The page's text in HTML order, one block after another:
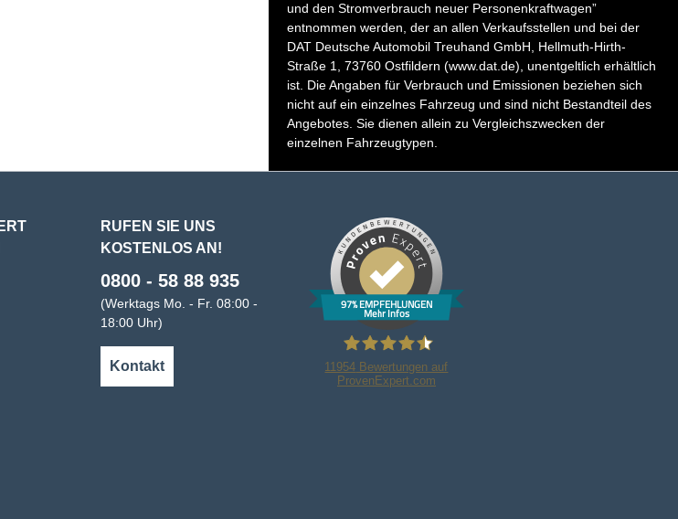
und den Stromverbrauch neuer Personenkraftwagen”
entnommen werden, der an allen Verkaufsstellen und bei der
DAT Deutsche Automobil Treuhand GmbH, Hellmuth-Hirth-
Straße 1, 73760 Ostfildern (www.dat.de), unentgeltlich erhältlich
ist. Die Angaben für Verbrauch und Emissionen beziehen sich
nicht auf ein einzelnes Fahrzeug und sind nicht Bestandteil des
Angebotes. Sie dienen allein zu Vergleichszwecken der
einzelnen Fahrzeugtypen.
RUFEN SIE UNS
KOSTENLOS AN!
0800 - 58 88 935
(Werktags Mo. - Fr. 08:00 -
18:00 Uhr)
Kontakt
97% EMPFEHLUNGEN
Mehr Infos
11954 Bewertungen auf
ProvenExpert.com